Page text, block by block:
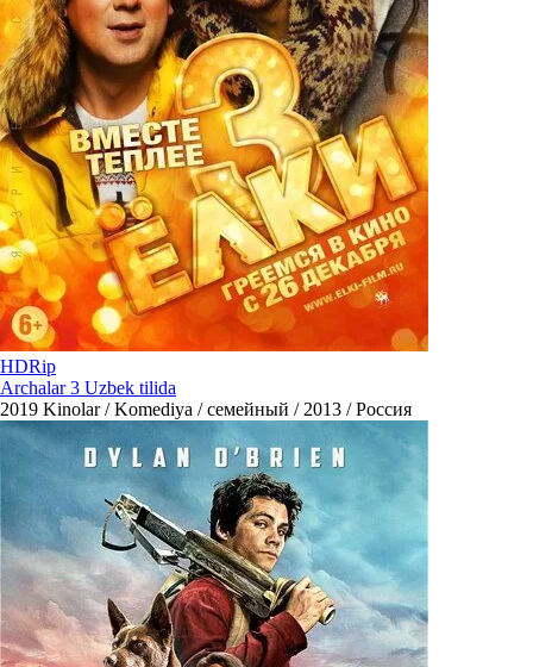
HDRip
Archalar 3 Uzbek tilida
2019 Kinolar / Komediya / семейный / 2013 / Россия